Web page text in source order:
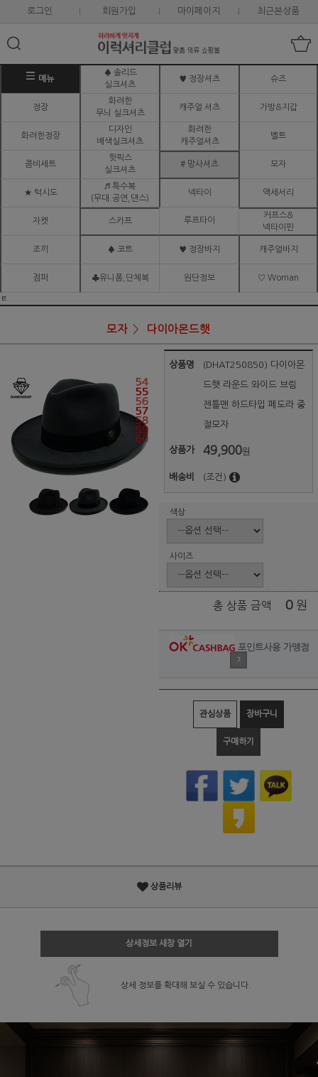
로그인 회원가입 마이페이지 최근본상품
메뉴
♠ 솔리드
실크셔츠
♥ 정장셔츠 슈즈
정장
화려한
무늬 실크셔츠
캐주얼 셔츠 가방&지갑
화려한정장
디자인
배색실크셔츠
화려한
캐주얼셔츠
벨트
콤비세트
핫픽스
실크셔츠
# 망사셔츠 모자
★ 턱시도
♬ 특수복
(무대.공연,댄스)
넥타이 액세서리
자켓 스카프 루프타이
커프스&
넥타이핀
조끼 ♠ 코트 ♥ 정장바지 캐주얼바지
점퍼 ♣유니폼,단체복 원단정보 ♡ Woman
ㅌ
모자 다이아몬드햇
상품명 (DHAT250850) 다이아몬
드햇 라운드 와이드 브림
젠틀맨 하드타입 페도라 중
절모자
상품가 49,900원
배송비 (조건)
색상
사이즈
총 상품 금액 0 원
포인트사용 가맹점
?
관심상품 장바구니
구매하기
상품리뷰
상세정보 새창 열기
상세 정보를 확대해 보실 수 있습니다.